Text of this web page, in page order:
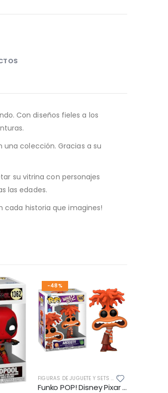
Con diseños fieles a los
colección. Gracias a su
su vitrina con personajes
las edades.
cada historia que imagines!
-48%
FIGURAS DE JUGUETE Y SETS DE JUEGOS
Funko POP! Disney Pixar Inside Out 2 – Figura de Vinilo Ansiedad #1447 Coleccionable